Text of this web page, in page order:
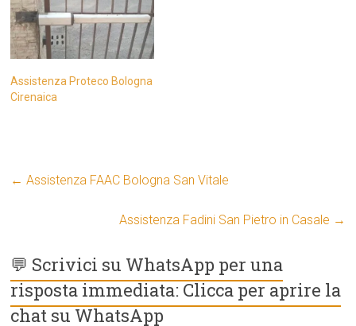
Assistenza Proteco Bologna
Cirenaica
← Assistenza FAAC Bologna San Vitale
Assistenza Fadini San Pietro in Casale →
💬 Scrivici su WhatsApp per una
risposta immediata: Clicca per aprire la
chat su WhatsApp